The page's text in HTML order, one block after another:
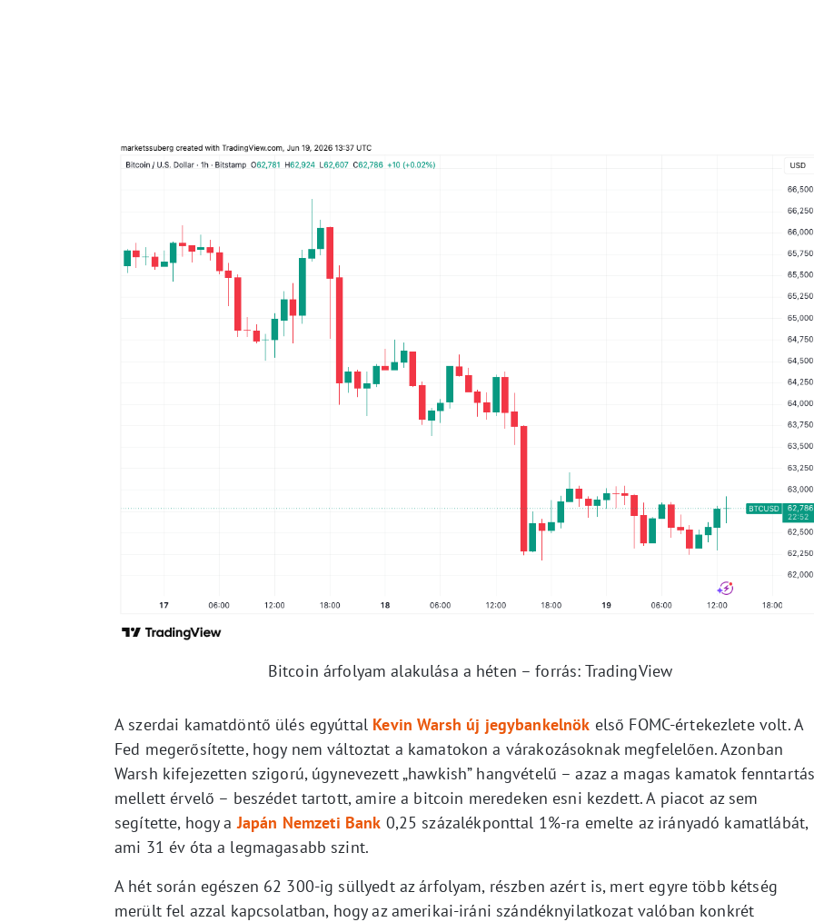
Bitcoin árfolyam alakulása a héten – forrás: TradingView
A szerdai kamatdöntő ülés egyúttal Kevin Warsh új jegybankelnök első FOMC-értekezlete volt. A
Fed megerősítette, hogy nem változtat a kamatokon a várakozásoknak megfelelően. Azonban
Warsh kifejezetten szigorú, úgynevezett „hawkish” hangvételű – azaz a magas kamatok
mellett érvelő – beszédet tartott, amire a bitcoin meredeken esni kezdett. A piacot az sem
segítette, hogy a Japán Nemzeti Bank 0,25 százalékponttal 1%-ra emelte az irányadó kamatlábát,
ami 31 év óta a legmagasabb szint.
A hét során egészen 62 300-ig süllyedt az árfolyam, részben azért is, mert egyre több kétség
merült fel azzal kapcsolatban, hogy az amerikai-iráni szándéknyilatkozat valóban konkrét